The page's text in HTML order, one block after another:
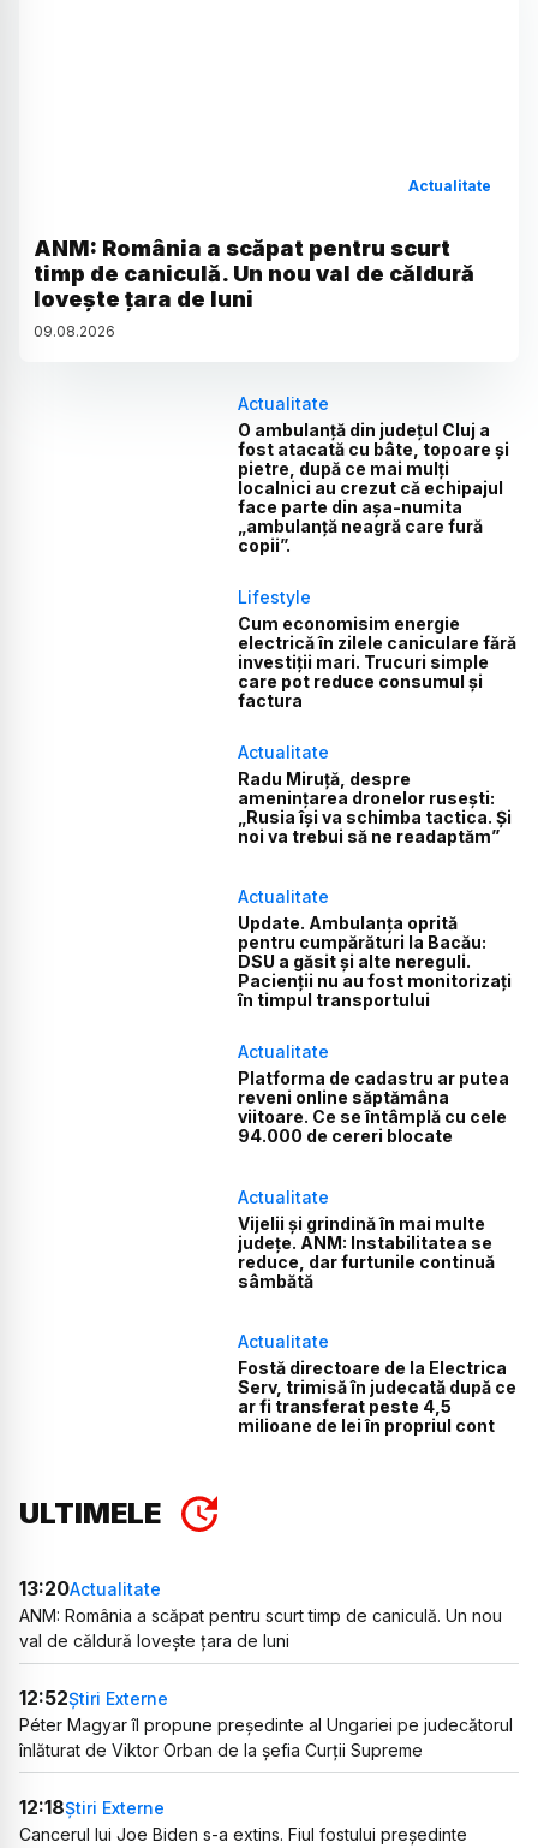
Actualitate
ANM: România a scăpat pentru scurt
timp de caniculă. Un nou val de căldură
lovește țara de luni
09.08.2026
Actualitate
O ambulanță din județul Cluj a
fost atacată cu bâte, topoare și
pietre, după ce mai mulți
localnici au crezut că echipajul
face parte din așa-numita
„ambulanță neagră care fură
copii”.
Lifestyle
Cum economisim energie
electrică în zilele caniculare fără
investiții mari. Trucuri simple
care pot reduce consumul și
factura
Actualitate
Radu Miruță, despre
amenințarea dronelor rusești:
„Rusia își va schimba tactica. Și
noi va trebui să ne readaptăm”
Actualitate
Update. Ambulanța oprită
pentru cumpărături la Bacău:
DSU a găsit și alte nereguli.
Pacienții nu au fost monitorizați
în timpul transportului
Actualitate
Platforma de cadastru ar putea
reveni online săptămâna
viitoare. Ce se întâmplă cu cele
94.000 de cereri blocate
Actualitate
Vijelii și grindină în mai multe
județe. ANM: Instabilitatea se
reduce, dar furtunile continuă
sâmbătă
Actualitate
Fostă directoare de la Electrica
Serv, trimisă în judecată după ce
ar fi transferat peste 4,5
milioane de lei în propriul cont
ULTIMELE
13:20Actualitate
ANM: România a scăpat pentru scurt timp de caniculă. Un nou
val de căldură lovește țara de luni
12:52Știri Externe
Péter Magyar îl propune președinte al Ungariei pe judecătorul
înlăturat de Viktor Orban de la șefia Curții Supreme
12:18Știri Externe
Cancerul lui Joe Biden s-a extins. Fiul fostului președinte